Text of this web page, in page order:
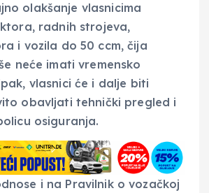
olakšanje vlasnicima
radnih strojeva,
i vozila do 50 ccm, čija
neće imati vremensko
vlasnici će i dalje biti
obavljati tehnički pregled i
osiguranja.
i na Pravilnik o vozačkoj